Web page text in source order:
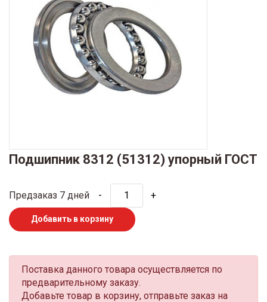
Подшипник 8312 (51312) упорный ГОСТ
Предзаказ 7 дней - +
Добавить в корзину
Поставка данного товара осуществляется по
предварительному заказу.
Добавьте товар в корзину, отправьте заказ на